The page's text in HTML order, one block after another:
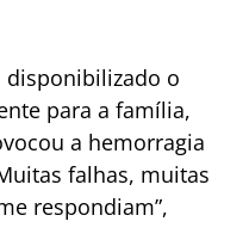
disponibilizado o
para a família,
a hemorragia
falhas, muitas
respondiam”,